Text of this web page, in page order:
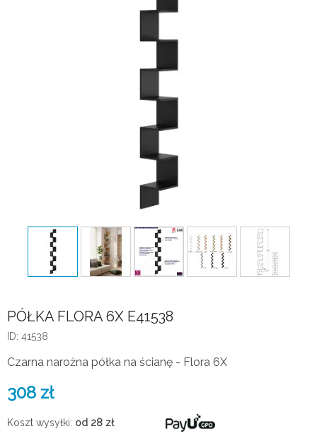
PÓŁKA FLORA 6X E41538
ID: 41538
Czarna narożna półka na ścianę - Flora 6X
308 zł
Koszt wysyłki: od 28 zł